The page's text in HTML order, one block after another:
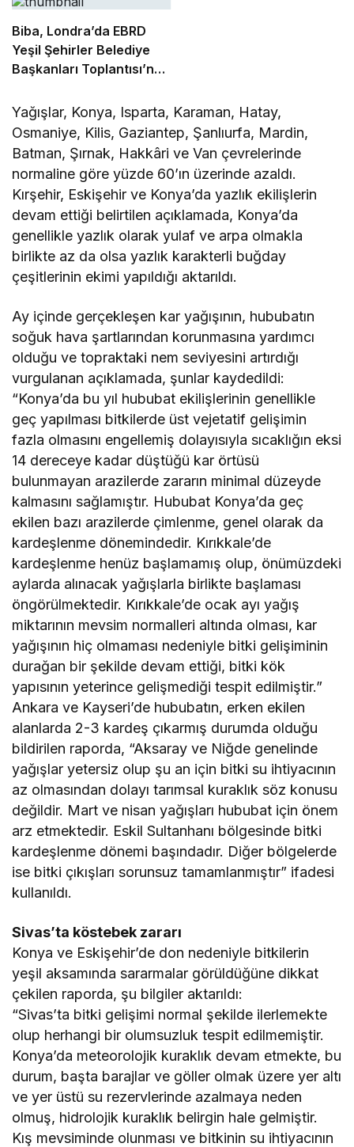
Biba, Londra’da EBRD
Yeşil Şehirler Belediye
Başkanları Toplantısı’na
Yağışlar, Konya, Isparta, Karaman, Hatay,
Osmaniye, Kilis, Gaziantep, Şanlıurfa, Mardin,
Batman, Şırnak, Hakkâri ve Van çevrelerinde
normaline göre yüzde 60’ın üzerinde azaldı.
Kırşehir, Eskişehir ve Konya’da yazlık ekilişlerin
devam ettiği belirtilen açıklamada, Konya’da
genellikle yazlık olarak yulaf ve arpa olmakla
birlikte az da olsa yazlık karakterli buğday
çeşitlerinin ekimi yapıldığı aktarıldı.
Ay içinde gerçekleşen kar yağışının, hububatın
soğuk hava şartlarından korunmasına yardımcı
olduğu ve topraktaki nem seviyesini artırdığı
vurgulanan açıklamada, şunlar kaydedildi:
“Konya’da bu yıl hububat ekilişlerinin genellikle
geç yapılması bitkilerde üst vejetatif gelişimin
fazla olmasını engellemiş dolayısıyla sıcaklığın eksi
14 dereceye kadar düştüğü kar örtüsü
bulunmayan arazilerde zararın minimal düzeyde
kalmasını sağlamıştır. Hububat Konya’da geç
ekilen bazı arazilerde çimlenme, genel olarak da
kardeşlenme dönemindedir. Kırıkkale’de
kardeşlenme henüz başlamamış olup, önümüzdeki
aylarda alınacak yağışlarla birlikte başlaması
öngörülmektedir. Kırıkkale’de ocak ayı yağış
miktarının mevsim normalleri altında olması, kar
yağışının hiç olmaması nedeniyle bitki gelişiminin
durağan bir şekilde devam ettiği, bitki kök
yapısının yeterince gelişmediği tespit edilmiştir.”
Ankara ve Kayseri’de hububatın, erken ekilen
alanlarda 2-3 kardeş çıkarmış durumda olduğu
bildirilen raporda, “Aksaray ve Niğde genelinde
yağışlar yetersiz olup şu an için bitki su ihtiyacının
az olmasından dolayı tarımsal kuraklık söz konusu
değildir. Mart ve nisan yağışları hububat için önem
arz etmektedir. Eskil Sultanhanı bölgesinde bitki
kardeşlenme dönemi başındadır. Diğer bölgelerde
ise bitki çıkışları sorunsuz tamamlanmıştır” ifadesi
kullanıldı.
Sivas’ta köstebek zararı
Konya ve Eskişehir’de don nedeniyle bitkilerin
yeşil aksamında sararmalar görüldüğüne dikkat
çekilen raporda, şu bilgiler aktarıldı:
“Sivas’ta bitki gelişimi normal şekilde ilerlemekte
olup herhangi bir olumsuzluk tespit edilmemiştir.
Konya’da meteorolojik kuraklık devam etmekte, bu
durum, başta barajlar ve göller olmak üzere yer altı
ve yer üstü su rezervlerinde azalmaya neden
olmuş, hidrolojik kuraklık belirgin hale gelmiştir.
Kış mevsiminde olunması ve bitkinin su ihtiyacının